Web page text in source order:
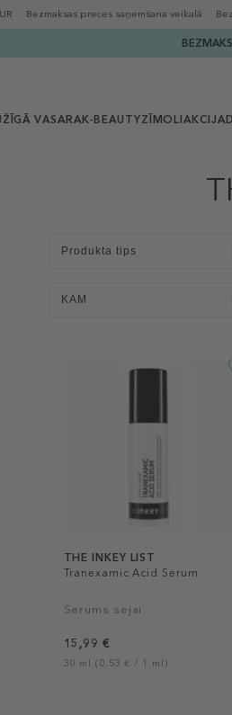
Bezmaksas preces saņemšana veikalā
VASARAK-BEAUTYZĪMOLIAKCIJA
Produkta tips
KAM
THE INKEY LIST
Tranexamic Acid Serum
Serums sejai
15,99 €
30 ml (0,53 € / 1 ml)